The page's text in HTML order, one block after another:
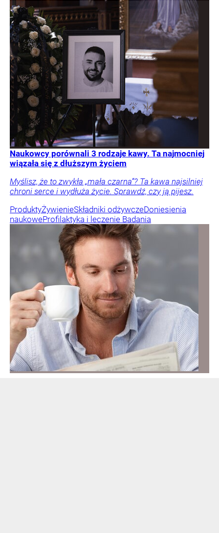
Naukowcy porównali 3 rodzaje kawy. Ta najmocniej
wiązała się z dłuższym życiem
Myślisz, że to zwykła „mała czarna”? Ta kawa najsilniej
chroni serce i wydłuża życie. Sprawdź, czy ją pijesz.
ProduktyŻywienieSkładniki odżywczeDoniesienia
naukoweProfilaktyka i leczenie Badania